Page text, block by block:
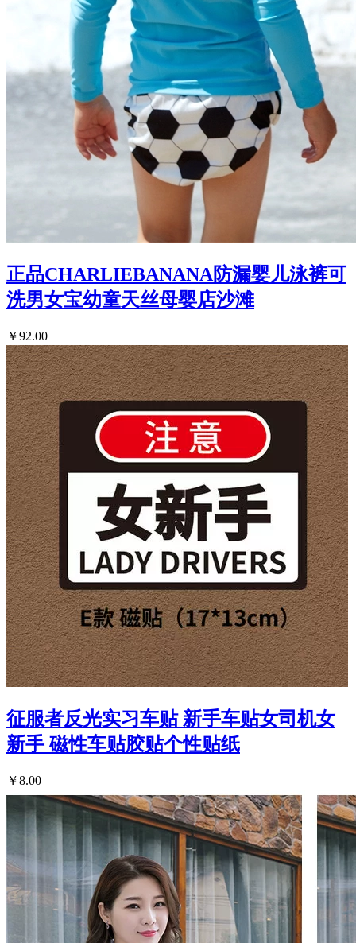
正品CHARLIEBANANA防漏婴儿泳裤可
洗男女宝幼童天丝母婴店沙滩
￥92.00
征服者反光实习车贴 新手车贴女司机女
新手 磁性车贴胶贴个性贴纸
￥8.00